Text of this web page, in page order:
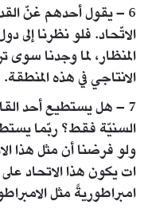
6 – يقول أحدهم غنّ
الاتّحاد. فلو نظرنا
المنظار، لما وجدنا سوى
الانتاجي في هذه المنطقة.
7 – هل يستطيع أحد
السنيّة فقط؟ ربّما
ولو فرضنا أن مثل هذا
ات يكون هذا الاتحاد
امبراطوريةً مثل